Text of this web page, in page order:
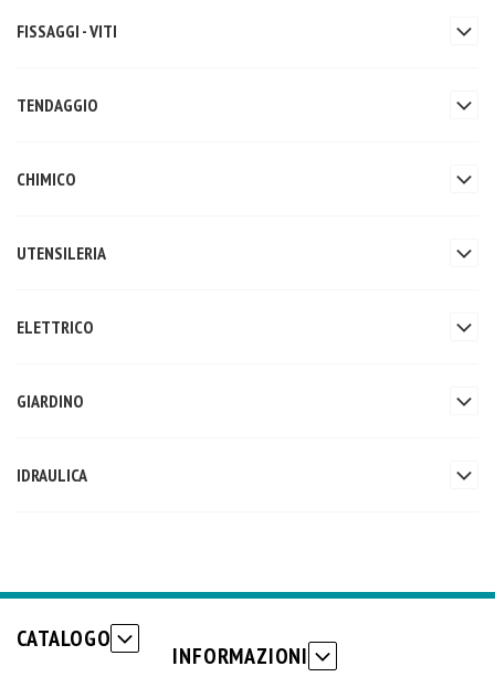
FISSAGGI - VITI
TENDAGGIO
CHIMICO
UTENSILERIA
ELETTRICO
GIARDINO
IDRAULICA
CATALOGO
INFORMAZIONI